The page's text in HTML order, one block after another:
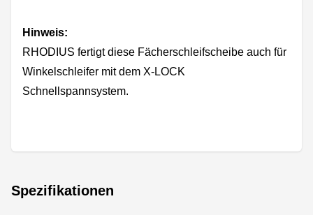
Hinweis:
RHODIUS fertigt diese Fächerschleifscheibe auch für
Winkelschleifer mit dem X-LOCK
Schnellspannsystem.
Spezifikationen